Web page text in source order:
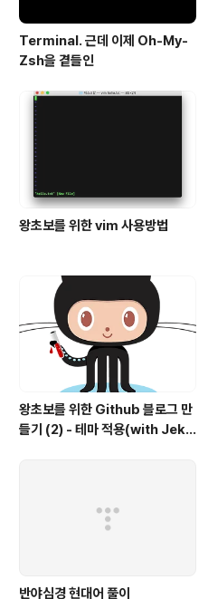
Terminal. 근데 이제 Oh-My-
Zsh을 곁들인
왕초보를 위한 vim 사용방법
왕초보를 위한 Github 블로그 만
들기 (2) - 테마 적용(with Jekyl
반야심경 현대어 풀이